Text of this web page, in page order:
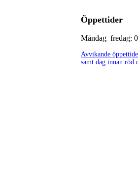
Öppettider
Måndag–fredag:
Avvikande
samt dag innan röd